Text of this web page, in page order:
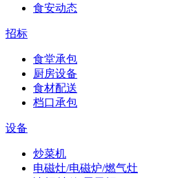
食安动态
招标
食堂承包
厨房设备
食材配送
档口承包
设备
炒菜机
电磁灶/电磁炉/燃气灶